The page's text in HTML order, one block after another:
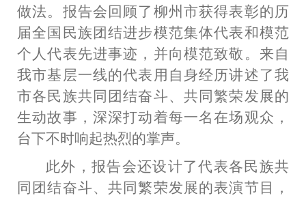
做法。报告会回顾了柳州市获得表彰的历
届全国民族团结进步模范集体代表和模范
个人代表先进事迹，并向模范致敬。 来自
我市基层一线的代表用自身经历讲述了我
市各民族共同团结奋斗、共同繁荣发展的
生动故事， 深深打动着每一名在场观众，
台下不时响起热烈的掌声。
此外，报告会还设计了代表各民族共
同团结奋斗、共同繁荣发展的表演节目，